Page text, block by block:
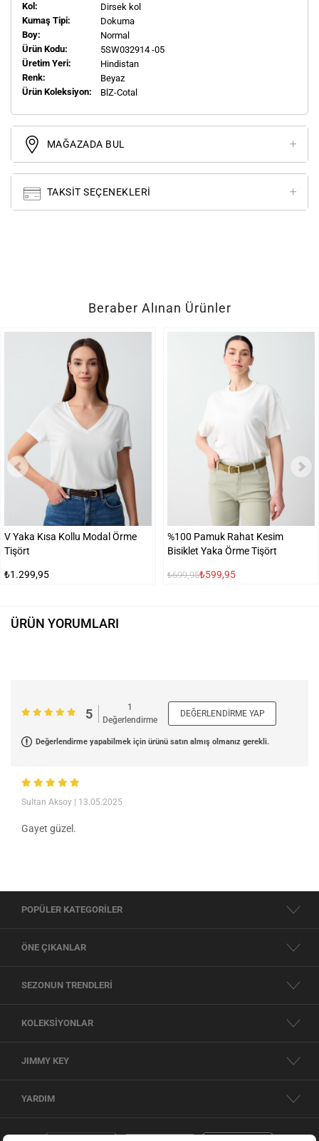
Kol:
Dirsek kol
Kumaş Tipi:
Dokuma
Boy:
Normal
Ürün Kodu:
5SW032914 -05
Üretim Yeri:
Hindistan
Renk:
Beyaz
Ürün Koleksiyon:
BlZ-Cotal
MAĞAZADA BUL
TAKSIT SEÇENEKLERI
Beraber Alınan Ürünler
V Yaka Kısa Kollu Modal Örme
Tişört
₺1.299,95
%100 Pamuk Rahat Kesim
Bisiklet Yaka Örme Tişört
₺699,95₺599,95
ÜRÜN YORUMLARI
5
1
Değerlendirme
DEĞERLENDIRME YAP
Değerlendirme yapabilmek için ürünü satın almış olmanız gerekli.
Sultan Aksoy | 13.05.2025
Gayet güzel.
POPÜLER KATEGORİLER
ÖNE ÇIKANLAR
SEZONUN TRENDLERİ
KOLEKSİYONLAR
JIMMY KEY
YARDIM